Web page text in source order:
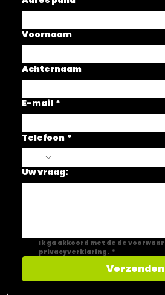
Voornaam
Achternaam
E-mail *
Telefoon *
Uw vraag:
privacyverklaring. *
Verzenden